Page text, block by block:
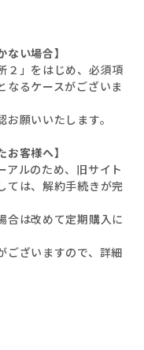
い場合】
２」をはじめ、必須項
なるケースがございま
願いいたします。
客様へ】
アルのため、旧サイト
ては、解約手続きが完
合は改めて定期購入に
ございますので、詳細